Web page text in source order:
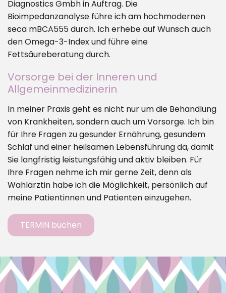
Diagnostics Gmbh in Auftrag. Die
Bioimpedanzanalyse führe ich am hochmodernen
seca mBCA555 durch. Ich erhebe auf Wunsch auch
den Omega-3-Index und führe eine
Fettsäureberatung durch.
Vorsorge bei der Inneren und
Allgemeinmedizinerin
In meiner Praxis geht es nicht nur um die Behandlung
von Krankheiten, sondern auch um Vorsorge. Ich bin
für Ihre Fragen zu gesunder Ernährung, gesundem
Schlaf und einer heilsamen Lebensführung da, damit
Sie langfristig leistungsfähig und aktiv bleiben. Für
Ihre Fragen nehme ich mir gerne Zeit, denn als
Wahlärztin habe ich die Möglichkeit, persönlich auf
meine Patientinnen und Patienten einzugehen.
TERMIN buchen